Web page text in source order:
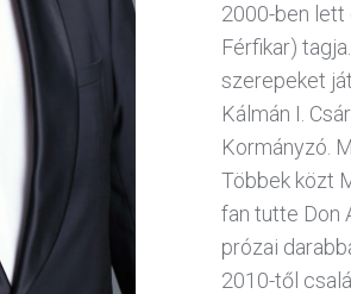
2000-ben lett
Férfikar)
szerepeket
Kálmán I.
Kormányzó.
Többek közt
fan tutte Don
prózai
2010-től